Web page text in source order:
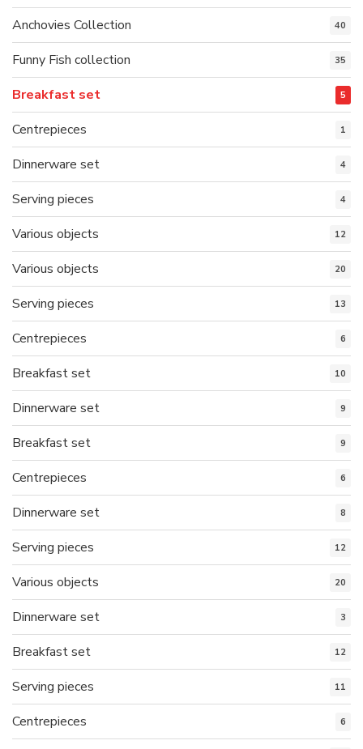
Anchovies Collection 40
Funny Fish collection 35
Breakfast set 5
Centrepieces 1
Dinnerware set 4
Serving pieces 4
Various objects 12
Various objects 20
Serving pieces 13
Centrepieces 6
Breakfast set 10
Dinnerware set 9
Breakfast set 9
Centrepieces 6
Dinnerware set 8
Serving pieces 12
Various objects 20
Dinnerware set 3
Breakfast set 12
Serving pieces 11
Centrepieces 6